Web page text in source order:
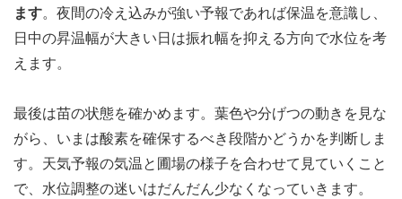
ます。夜間の冷え込みが強い予報であれば保温を意識し、
日中の昇温幅が大きい日は振れ幅を抑える方向で水位を考
えます。
最後は苗の状態を確かめます。葉色や分げつの動きを見な
がら、いまは酸素を確保するべき段階かどうかを判断しま
す。天気予報の気温と圃場の様子を合わせて見ていくこと
で、水位調整の迷いはだんだん少なくなっていきます。